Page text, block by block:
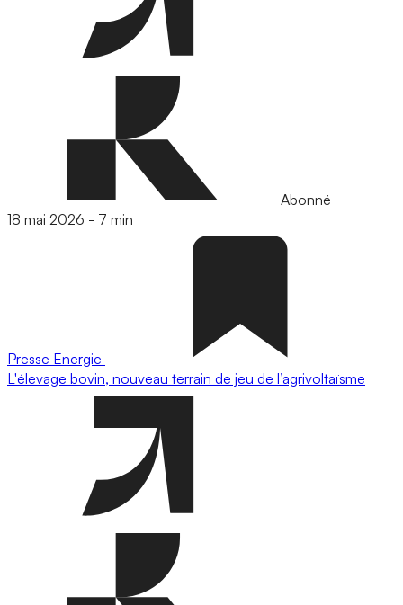
Abonné
18 mai 2026 - 7 min
Presse Energie
L'élevage bovin, nouveau terrain de jeu de l’agrivoltaïsme